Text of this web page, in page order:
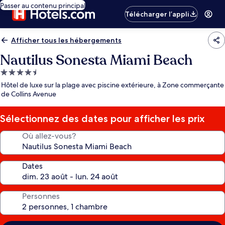
Passer au contenu principal
Télécharger l’appli
Afficher tous les hébergements
Nautilus Sonesta Miami Beach
Hébergement
4.5 étoiles
Hôtel de luxe sur la plage avec piscine extérieure, à Zone commerçante
de Collins Avenue
Sélectionnez des dates pour afficher les prix
Où allez-vous?
Dates
Personnes